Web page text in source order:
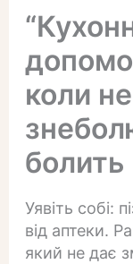
коли
болить
Уявіть собі:
від аптеки.
який не дає